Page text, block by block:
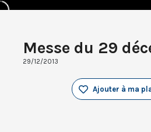
Messe du 29
29/12/2013
Ajouter à ma